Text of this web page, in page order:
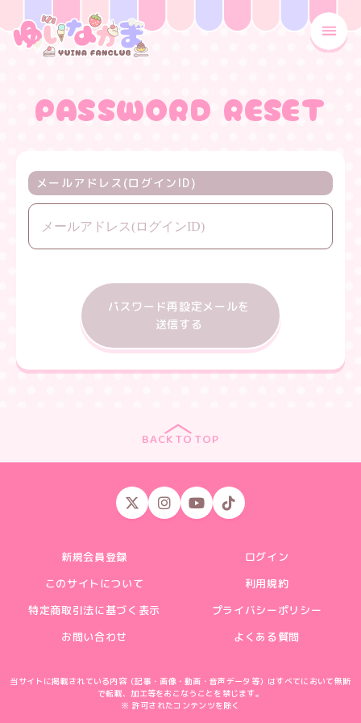
PASSWORD RESET
メールアドレス(ログインID)
パスワード再設定メールを
送信する
BACK TO TOP
新規会員登録
ログイン
このサイトについて
利用規約
特定商取引法に基づく表示
プライバシーポリシー
お問い合わせ
よくある質問
当サイトに掲載されている内容（記事・画像・動画・音声データ等）はすべてにおいて無断
で転載、加工等をおこなうことを禁じます。
※ 許可されたコンテンツを除く